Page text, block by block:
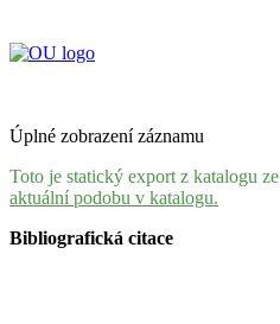
Úplné zobrazení záznamu
Toto je statický export z katalogu
aktuální podobu v katalogu.
Bibliografická citace